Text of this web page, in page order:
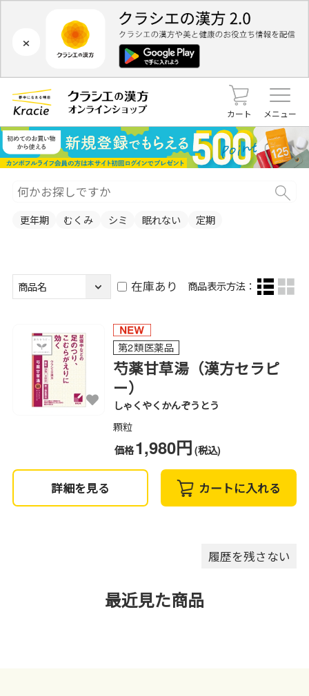
×
カート メニュー
更年期 むくみ シミ 眠れない 定期
在庫あり 商品表示方法：
第2類医薬品
芍薬甘草湯（漢方セラピ
ー）
しゃくやくかんぞうとう
顆粒
価格1,980円 (税込)
詳細を見る カートに入れる
履歴を残さない
最近見た商品